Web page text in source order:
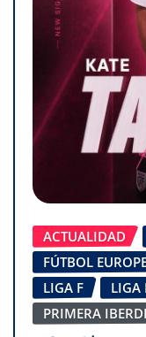
ACTUALIDAD
FÚTBOL
LIGA F
LIGA
PRIMERA